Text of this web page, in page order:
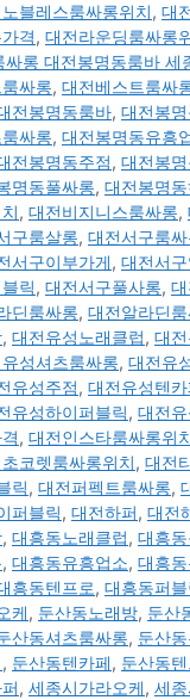
블레스룸싸롱위치, 대
격, 대전라운딩룸싸롱
롱 대전봉명동룸바 세
싸롱, 대전베스트룸싸
전봉명동룸바, 대전봉
싸롱, 대전봉명동유흥
전봉명동주점, 대전봉
명동풀싸롱, 대전봉명
, 대전비지니스룸싸롱,
구룸살롱, 대전서구룸싸
서구이부가게, 대전서
릭, 대전서구풀사롱,
딘룸싸롱, 대전알라딘
, 대전유성노래클럽, 대
성셔츠룸싸롱, 대전유
유성주점, 대전유성텐카
유성하이퍼블릭, 대전
, 대전인스타룸싸롱위
코렛룸싸롱위치, 대전
릭, 대전퍼펙트룸싸롱,
퍼블릭, 대전하퍼, 대전
, 대흥동노래클럽, 대흥
, 대흥동유흥업소, 대흥
흥동텐프로, 대흥동퍼블
케, 둔산동노래방, 둔산
산동셔츠룸싸롱, 둔산
, 둔산동텐카페, 둔산동
, 세종시가라오케, 세